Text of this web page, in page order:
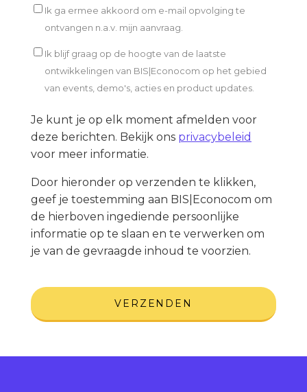
Ik ga ermee akkoord om e-mail opvolging te
ontvangen n.a.v. mijn aanvraag.
Ik blijf graag op de hoogte van de laatste
ontwikkelingen van BIS|Econocom op het gebied
van events, demo's, acties en product updates.
Je kunt je op elk moment afmelden voor
deze berichten. Bekijk ons privacybeleid
voor meer informatie.
Door hieronder op verzenden te klikken,
geef je toestemming aan BIS|Econocom om
de hierboven ingediende persoonlijke
informatie op te slaan en te verwerken om
je van de gevraagde inhoud te voorzien.